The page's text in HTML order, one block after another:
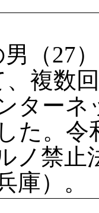
（27
複数
ター
た。令
ノ禁止
庫）。